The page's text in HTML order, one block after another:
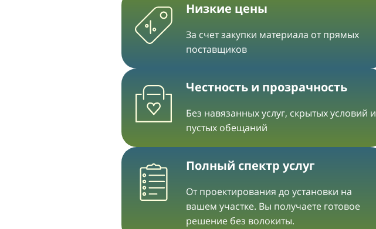
Низкие цены
За счет закупки материала от прямых
поставщиков
Честность и прозрачность
Без навязанных услуг, скрытых условий и
пустых обещаний
Полный спектр услуг
От проектирования до установки на
вашем участке. Вы получаете готовое
решение без волокиты.